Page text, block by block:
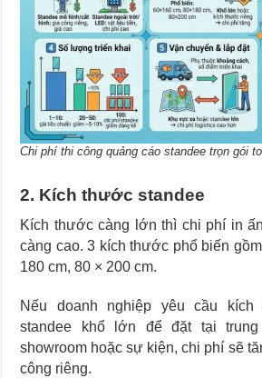
Chi phí thi công quảng cáo standee trọn gói
2. Kích thước standee
Kích thước càng lớn thì chi phí in
càng cao. 3 kích thước phổ biến
180 cm, 80 × 200 cm.
Nếu doanh nghiệp yêu cầu
standee khổ lớn để đặt tại
showroom hoặc sự kiện, chi phí sẽ
công riêng.